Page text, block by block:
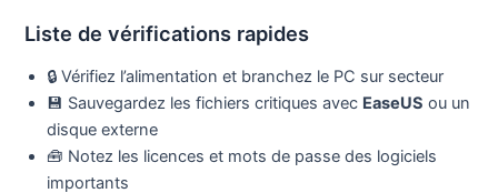
Liste de vérifications rapides
🔒 Vérifiez l’alimentation et branchez le PC sur secteur
💾 Sauvegardez les fichiers critiques avec EaseUS ou un
disque externe
🧰 Notez les licences et mots de passe des logiciels
importants